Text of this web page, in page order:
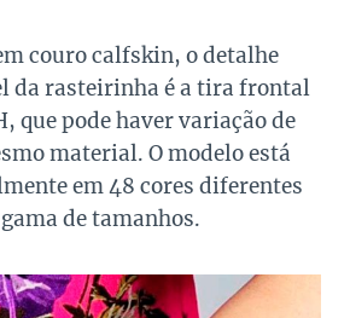
couro calfskin, o detalhe
da rasteirinha é a tira frontal
que pode haver variação de
material. O modelo está
em 48 cores diferentes
de tamanhos.